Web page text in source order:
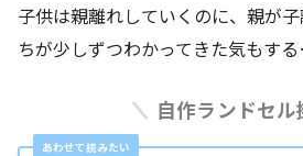
子供は親離れしていくのに、親が
ちが少しずつわかってきた気もする
自作ランドセル